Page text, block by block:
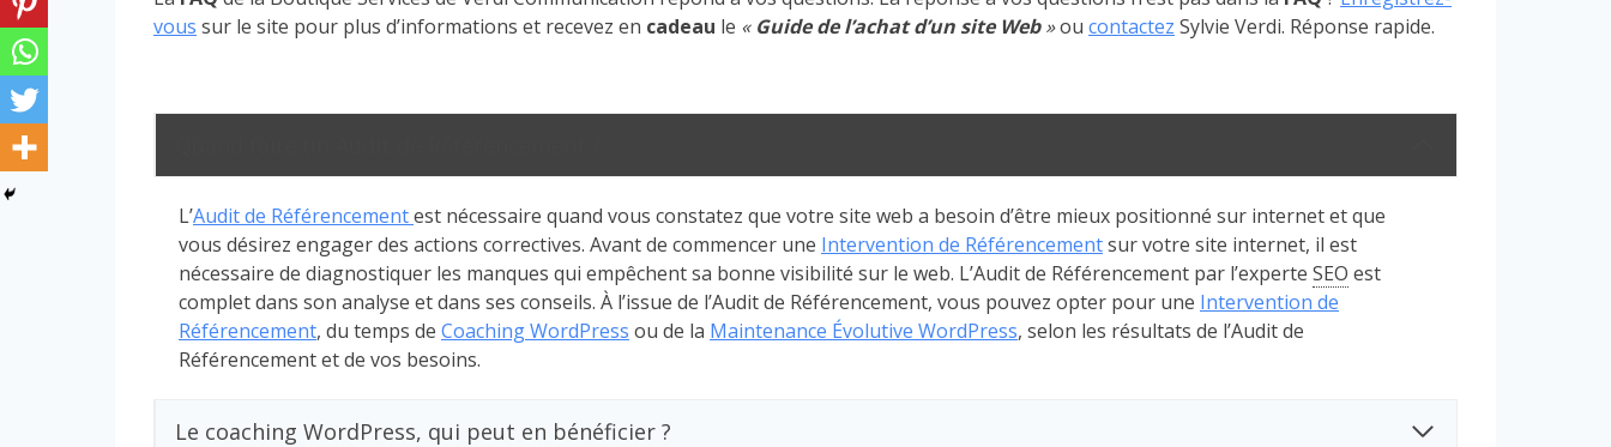
vous sur le site pour plus d’informations et recevez en cadeau le « Guide de l’achat d’un site Web»ou contactez Sylvie Verdi. Réponse rapide.
L’Audit de Référencementest nécessaire quand vous constatez que votre site web a besoin d’être mieux positionné sur internet et que
vous désirez engager des actions correctives. Avant de commencer une Intervention de Référencementsur votre site internet, il est
nécessaire de diagnostiquer les manques qui empêchent sa bonne visibilité sur le web. L’Audit de Référencement par l’experte SEO est
complet dans son analyse et dans ses conseils. À l’issue de l’Audit de Référencement, vous pouvez opter pour une Intervention de
Référencement, du temps de Coaching WordPress ou de la Maintenance Évolutive WordPress, selon les résultats de l’Audit de
Référencement et de vos besoins.
Le coaching WordPress, qui peut en bénéficier ?